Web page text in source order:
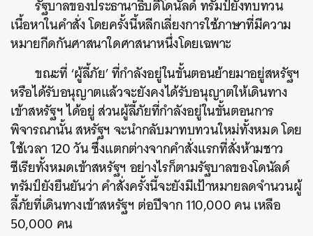
รัฐบาลของประธานาธิบดีโดนัลด์ ทรัมป์ยังทบทวน
เนื้อหาในคำสั่ง โดยครั้งนี้หลีกเลี่ยงการใช้ภาษาที่มีความ
หมายกีดกันศาสนาใดศาสนาหนึ่งโดยเฉพาะ
ขณะที่ ‘ผู้ลี้ภัย’ ที่กำลังอยู่ในขั้นตอนย้ายมาอยู่สหรัฐฯ
หรือได้รับอนุญาตแล้วจะยังคงได้รับอนุญาตให้เดินทาง
เข้าสหรัฐฯ ได้อยู่ ส่วนผู้ลี้ภัยที่กำลังอยู่ในขั้นตอนการ
พิจารณานั้น สหรัฐฯ จะนำกลับมาทบทวนใหม่ทั้งหมด โดย
ใช้เวลา 120 วัน ซึ่งแตกต่างจากคำสั่งแรกที่สั่งห้ามชาว
ซีเรียทั้งหมดเข้าสหรัฐฯ อย่างไรก็ตามรัฐบาลของโดนัลด์
ทรัมป์ยังยืนยันว่า คำสั่งครั้งนี้จะยังมีเป้าหมายลดจำนวนผู้
ลี้ภัยที่เดินทางเข้าสหรัฐฯ ต่อปีจาก 110,000 คน เหลือ
50,000 คน